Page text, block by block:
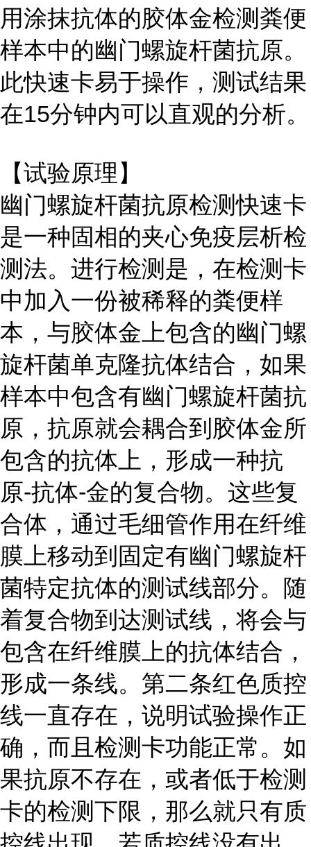
用涂抹抗体的胶体金检测粪便
样本中的幽门螺旋杆菌抗原。
此快速卡易于操作，测试结果
在15分钟内可以直观的分析。
【试验原理】
幽门螺旋杆菌抗原检测快速卡
是一种固相的夹心免疫层析检
测法。进行检测是，在检测卡
中加入一份被稀释的粪便样
本，与胶体金上包含的幽门螺
旋杆菌单克隆抗体结合，如果
样本中包含有幽门螺旋杆菌抗
原，抗原就会耦合到胶体金所
包含的抗体上，形成一种抗
原-抗体-金的复合物。这些复
合体，通过毛细管作用在纤维
膜上移动到固定有幽门螺旋杆
菌特定抗体的测试线部分。随
着复合物到达测试线，将会与
包含在纤维膜上的抗体结合，
形成一条线。第二条红色质控
线一直存在，说明试验操作正
确，而且检测卡功能正常。如
果抗原不存在，或者低于检测
卡的检测下限，那么就只有质